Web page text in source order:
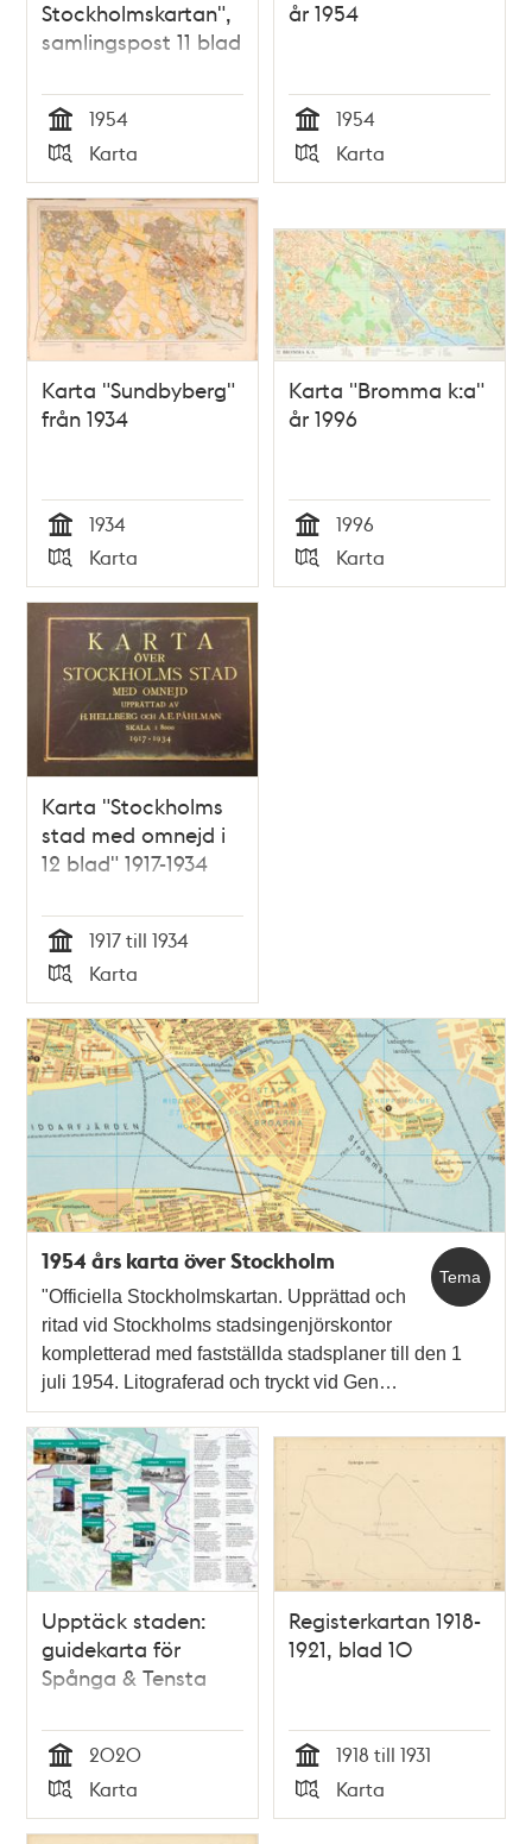
Stockholmskartan",
samlingspost 11 blad
Tid
1954
Typ
Karta
år 1954
Tid
1954
Typ
Karta
Karta "Sundbyberg"
från 1934
Tid
1934
Typ
Karta
Karta "Bromma k:a"
år 1996
Tid
1996
Typ
Karta
Karta "Stockholms
stad med omnejd i
12 blad" 1917-1934
Tid
1917 till 1934
Typ
Karta
Tema
1954 års karta över Stockholm
"Officiella Stockholmskartan. Upprättad och
ritad vid Stockholms stadsingenjörskontor
kompletterad med fastställda stadsplaner till den 1
juli 1954. Litograferad och tryckt vid Gen…
Upptäck staden:
guidekarta för
Spånga & Tensta
Tid
2020
Typ
Karta
Registerkartan 1918-
1921, blad 10
Tid
1918 till 1931
Typ
Karta